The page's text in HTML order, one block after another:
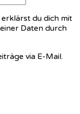
du dich mit
Daten durch
via E-Mail.